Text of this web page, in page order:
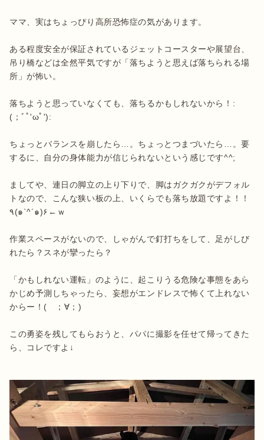
ママ、実はちょっぴり高所恐怖症の気があります。
ある程度安全が保証されているジェットコースターや展望台、
吊り橋などは全然平気ですが「落ちようと思えば落ちられる場
所」が怖い。
落ちようと思っていなくても、落ちるかもしれないから！:
(；ﾞﾟ'ωﾟ'):
ちょっとバランスを崩したら…。ちょっとつまづいたら…。要
するに、自分の身体能力が信じられないという感じです^^;
ましてや、連日の脚立の上り下りで、脚はガクガクがデフォル
トなので、こんな狭い板の上、いくらでも落ち放題ですよ！！
٩(๑`^´๑)۶←ｗ
作業スペースがないので、しゃがんで釘打ちをして、足がしび
れたら？スネが攣ったら？
「かもしれない運転」のように、起こりうる危険な事態をあら
かじめ予測しちゃったら、妄想がエンドレスで怖くて上れない
からー！(　；∀；)
この勇姿を残してもらおうと、パパに撮影を任せて帰ってきた
ら、コレですよ↓